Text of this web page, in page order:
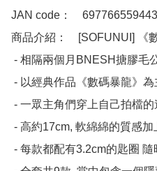
JAN code：　
商品介紹：　[SOFUNUI] 《